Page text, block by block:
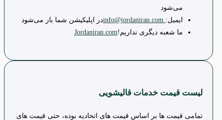
می‌شود
ایمیل:
در اپلیکیشن شما باز می‌شود
ما شعبه دیگری نداریم!Jordaniran.com
لیست قیمت خدمات قالیشویی
تمامی قیمت ها بر اساس قیمت های اتحادیه بوده، حتی قیمت های